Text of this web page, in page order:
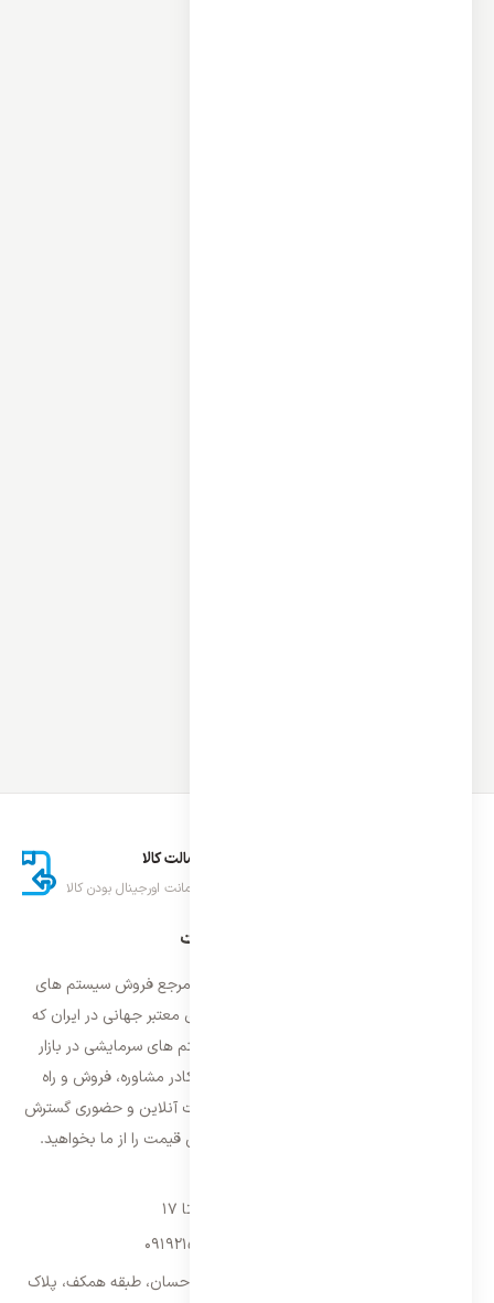
اصالت کالا
ضمانت اورجینال بودن کالا
درباره ایران اسپلیت
فروشگاه ایران اسپلیت اولین و معتمد ترین مرجع فروش سیستم های
تهویه مطبوع و سرمایشی وارداتی با برند های معتبر جهانی در ایران که
فعالیت خود را از سال ۱۳۸۷ با فروش سیستم های سرمایشی در بازار
تهران شروع و از سال ۱۳۹۵ با بهره گیری از کادر مشاوره، فروش و راه
اندازی، فعالیت خود را در سراسر کشور به صورت آنلاین و حضوری گسترش
داده است. با کیفیت ترین خدمات و بهترین قیمت را از ما بخواهید.
09192157173
تهران، سه راه امین حضور، مجتمع تجاری احسان، طبقه همکف، پلاک